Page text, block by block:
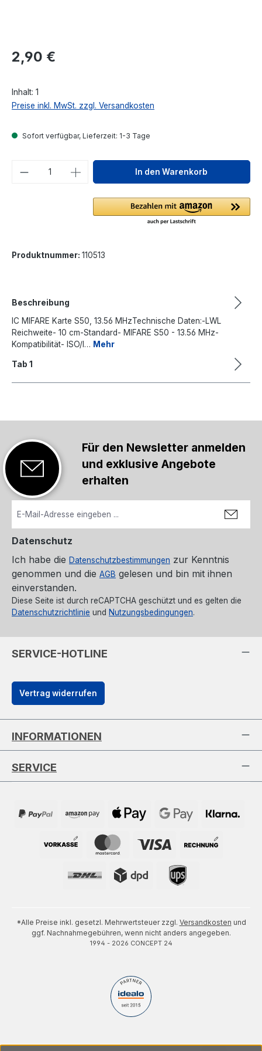
Regulärer Preis:
2,90 €
Inhalt: 1
Preise inkl. MwSt. zzgl. Versandkosten
Sofort verfügbar, Lieferzeit: 1-3 Tage
Produkt Anzahl: Gib denIn den Warenkorb
Produktnummer: 110513
Beschreibung
IC MIFARE Karte S50, 13.56 MHzTechnische Daten:-LWL
Reichweite- 10 cm-Standard- MIFARE S50 - 13.56 MHz-
Kompatibilität- ISO/I… Mehr
Tab 1
Für den Newsletter anmelden
und exklusive Angebote
erhalten
Datenschutz
Ich habe die Datenschutzbestimmungen zur Kenntnis
genommen und die AGB gelesen und bin mit ihnen
einverstanden.
Diese Seite ist durch reCAPTCHA geschützt und es gelten die
Datenschutzrichtlinie und Nutzungsbedingungen.
SERVICE-HOTLINE
Vertrag widerrufen
INFORMATIONEN
SERVICE
*Alle Preise inkl. gesetzl. Mehrwertsteuer zzgl. Versandkosten und
ggf. Nachnahmegebühren, wenn nicht anders angegeben.
1994 - 2026 CONCEPT 24